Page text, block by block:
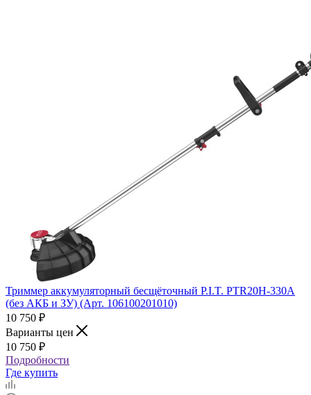
Триммер аккумуляторный бесщёточный P.I.T. PTR20H-330A
(без АКБ и ЗУ) (Арт. 106100201010)
10 750 ₽
Варианты цен
10 750 ₽
Подробности
Где купить